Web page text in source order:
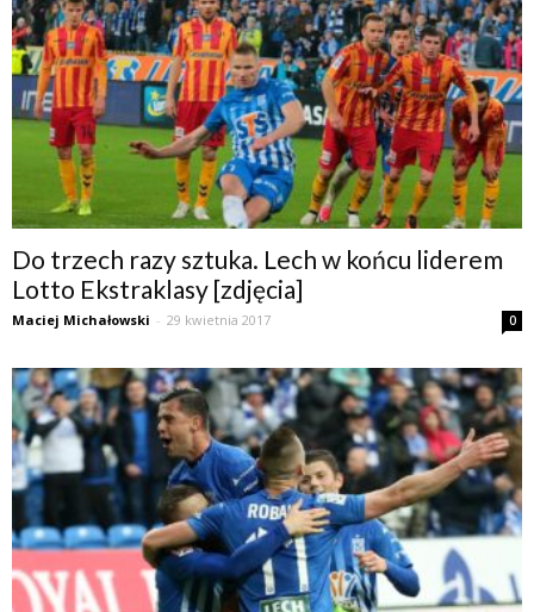
Do trzech razy sztuka. Lech w końcu liderem
Lotto Ekstraklasy [zdjęcia]
Maciej Michałowski - 29 kwietnia 2017 0